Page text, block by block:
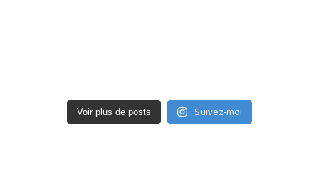
Voir plus de posts Suivez-moi